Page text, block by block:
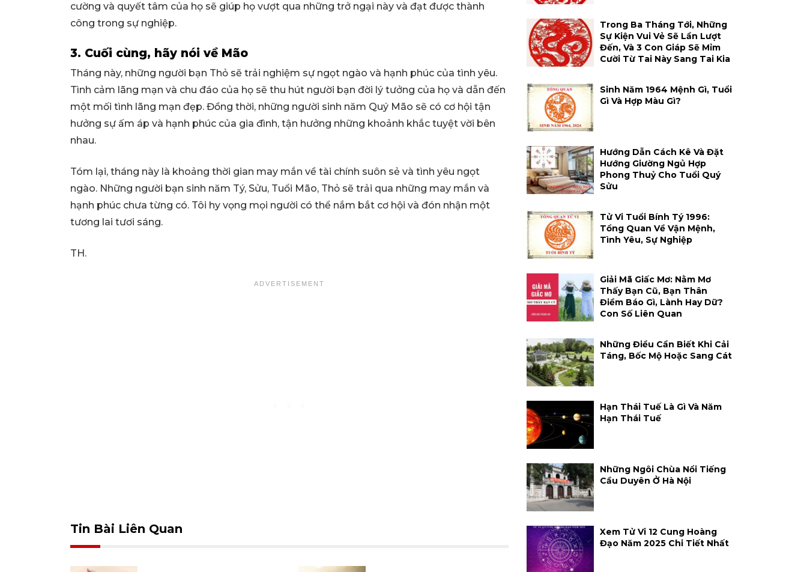
cường và quyết tâm của họ sẽ giúp họ vượt qua những trở ngại này và đạt được thành
công trong sự nghiệp.
3. Cuối cùng, hãy nói về Mão
Tháng này, những người bạn Thỏ sẽ trải nghiệm sự ngọt ngào và hạnh phúc của tình yêu.
Tình cảm lãng mạn và chu đáo của họ sẽ thu hút người bạn đời lý tưởng của họ và dẫn đến
một mối tình lãng mạn đẹp. Đồng thời, những người sinh năm Quý Mão sẽ có cơ hội tận
hưởng sự ấm áp và hạnh phúc của gia đình, tận hưởng những khoảnh khắc tuyệt vời bên
nhau.
Tóm lại, tháng này là khoảng thời gian may mắn về tài chính suôn sẻ và tình yêu ngọt
ngào. Những người bạn sinh năm Tý, Sửu, Tuổi Mão, Thỏ sẽ trải qua những may mắn và
hạnh phúc chưa từng có. Tôi hy vọng mọi người có thể nắm bắt cơ hội và đón nhận một
tương lai tươi sáng.
TH.
Tin Bài Liên Quan
Trong Ba Tháng Tới, Những
Sự Kiện Vui Vẻ Sẽ Lần Lượt
Đến, Và 3 Con Giáp Sẽ Mỉm
Cười Từ Tai Này Sang Tai Kia
Sinh Năm 1964 Mệnh Gì, Tuổi
Gì Và Hợp Màu Gì?
Hướng Dẫn Cách Kê Và Đặt
Hướng Giường Ngủ Hợp
Phong Thuỷ Cho Tuổi Quý
Sửu
Tử Vi Tuổi Bính Tý 1996:
Tổng Quan Về Vận Mệnh,
Tình Yêu, Sự Nghiệp
Giải Mã Giấc Mơ: Nằm Mơ
Thấy Bạn Cũ, Bạn Thân
Điềm Báo Gì, Lành Hay Dữ?
Con Số Liên Quan
Những Điều Cần Biết Khi Cải
Táng, Bốc Mộ Hoặc Sang Cát
Hạn Thái Tuế Là Gì Và Năm
Hạn Thái Tuế
Những Ngôi Chùa Nổi Tiếng
Cầu Duyên Ở Hà Nội
Xem Tử Vi 12 Cung Hoàng
Đạo Năm 2025 Chi Tiết Nhất